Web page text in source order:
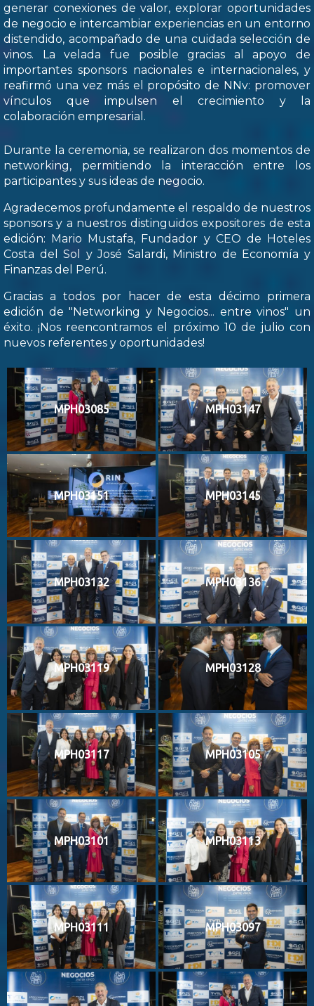
generar conexiones de valor, explorar oportunidades
de negocio e intercambiar experiencias en un entorno
distendido, acompañado de una cuidada selección de
vinos. La velada fue posible gracias al apoyo de
importantes sponsors nacionales e internacionales, y
reafirmó una vez más el propósito de NNv: promover
vínculos que impulsen el crecimiento y la
colaboración empresarial.
Durante la ceremonia, se realizaron dos momentos de
networking, permitiendo la interacción entre los
participantes y sus ideas de negocio.
Agradecemos profundamente el respaldo de nuestros
sponsors y a nuestros distinguidos expositores de esta
edición: Mario Mustafa, Fundador y CEO de Hoteles
Costa del Sol y José Salardi, Ministro de Economía y
Finanzas del Perú.
Gracias a todos por hacer de esta décimo primera
edición de "Networking y Negocios... entre vinos" un
éxito. ¡Nos reencontramos el próximo 10 de julio con
nuevos referentes y oportunidades!
MPH03085 MPH03147
MPH03151 MPH03145
MPH03132 MPH03136
MPH03119 MPH03128
MPH03117 MPH03105
MPH03101 MPH03113
MPH03111 MPH03097